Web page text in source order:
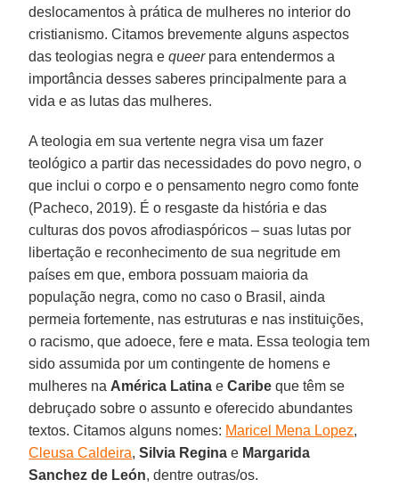
deslocamentos à prática de mulheres no interior do
cristianismo. Citamos brevemente alguns aspectos
das teologias negra equeerpara entendermos a
importância desses saberes principalmente para a
vida e as lutas das mulheres.
A teologia em sua vertente negra visa um fazer
teológico a partir das necessidades do povo negro, o
que inclui o corpo e o pensamento negro como fonte
(Pacheco, 2019). É o resgaste da história e das
culturas dos povos afrodiaspóricos – suas lutas por
libertação e reconhecimento de sua negritude em
países em que, embora possuam maioria da
população negra, como no caso o Brasil, ainda
permeia fortemente, nas estruturas e nas instituições,
o racismo, que adoece, fere e mata. Essa teologia tem
sido assumida por um contingente de homens e
mulheres na América Latina eCaribe que têm se
debruçado sobre o assunto e oferecido abundantes
textos. Citamos alguns nomes: Maricel Mena Lopez,
Cleusa Caldeira,Silvia Regina e Margarida
Sanchez de León, dentre outras/os.